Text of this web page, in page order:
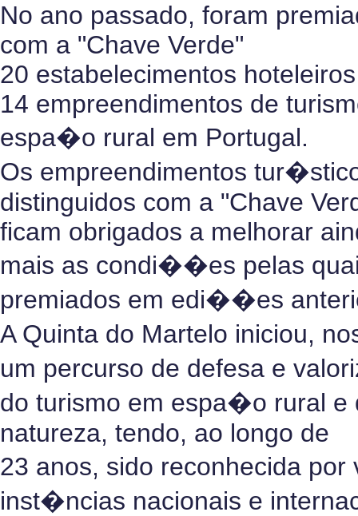
No ano passado, foram
com a "Chave Verde"
20 estabelecimentos
14 empreendimentos de
espa�o rural em Portugal.
Os empreendimentos
distinguidos com a "Chave
ficam obrigados a melhorar
mais as condi��es pelas
premiados em edi��es
A Quinta do Martelo iniciou,
um percurso de defesa e
do turismo em espa�o rural e
natureza, tendo, ao longo de
23 anos, sido reconhecida
inst�ncias nacionais e